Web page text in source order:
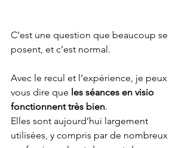
C’est une question que beaucoup se
posent, et c’est normal.
Avec le recul et l’expérience, je peux
vous dire que les séances en visio
fonctionnent très bien.
Elles sont aujourd’hui largement
utilisées, y compris par de nombreux